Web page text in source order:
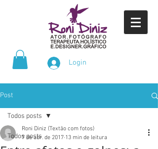
Login
Post
Todos posts
Todos posts
Roni Diniz (Textão com fotos)
7 de abr. de 2017 13 min de leitura